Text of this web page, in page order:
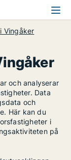
Vingåker
och analyserar
Data
och
Här kan du
i
på